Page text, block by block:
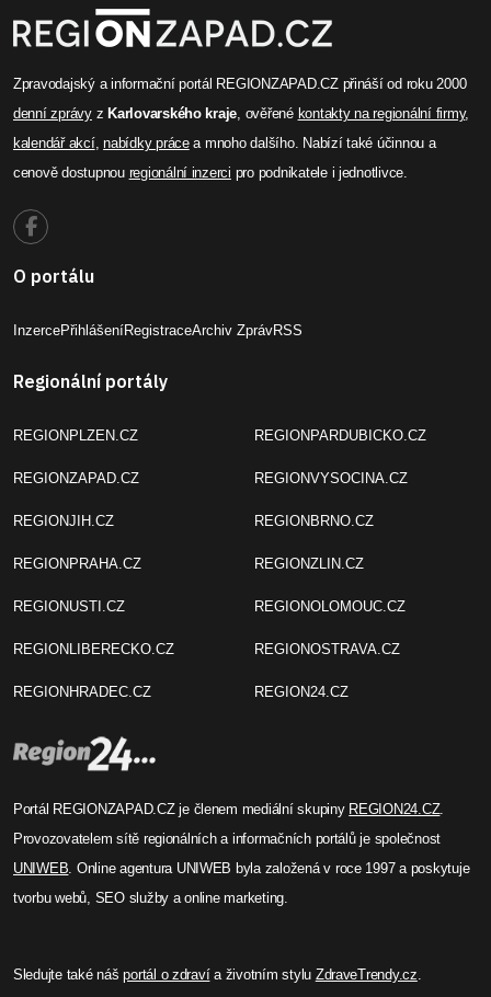
Zpravodajský a informační portál REGIONZAPAD.CZ přináší od roku 2000
denní zprávyz Karlovarského kraje , ověřené kontakty na regionální firmy,
kalendář akcí,nabídky prácea mnoho dalšího. Nabízí také účinnou a
cenově dostupnou regionální inzerci pro podnikatele i jednotlivce.
O portálu
InzercePřihlášeníRegistraceArchiv ZprávRSS
Regionální portály
REGIONPLZEN.CZ
REGIONZAPAD.CZ
REGIONJIH.CZ
REGIONPRAHA.CZ
REGIONUSTI.CZ
REGIONLIBERECKO.CZ
REGIONHRADEC.CZ
REGIONPARDUBICKO.CZ
REGIONVYSOCINA.CZ
REGIONBRNO.CZ
REGIONZLIN.CZ
REGIONOLOMOUC.CZ
REGIONOSTRAVA.CZ
REGION24.CZ
Portál REGIONZAPAD.CZ je členem mediální skupiny REGION24.CZ.
Provozovatelem sítě regionálních a informačních portálů je společnost
UNIWEB . Online agentura UNIWEB byla založená v roce 1997 a poskytuje
tvorbu webů, SEO služby a online marketing.
Sledujte také nášportál o zdravía životním stylu ZdraveTrendy.cz